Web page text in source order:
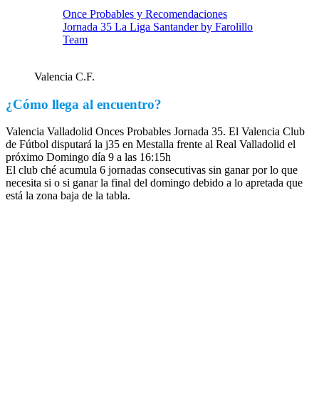
Once Probables y Recomendaciones
Jornada 35 La Liga Santander by Farolillo
Team
Valencia C.F.
¿Cómo llega al encuentro?
Valencia Valladolid Onces Probables Jornada 35. El Valencia Club
de Fútbol disputará la j35 en Mestalla frente al Real Valladolid el
próximo Domingo día 9 a las 16:15h
El club ché acumula 6 jornadas consecutivas sin ganar por lo que
necesita si o si ganar la final del domingo debido a lo apretada que
está la zona baja de la tabla.